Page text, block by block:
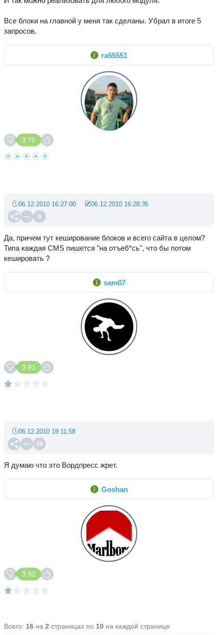
Все блоки на главной у меня так сделаны. Убрал в итоге 5
запросов.
ra55551
3.75
9
06.12.2010 16:27:00 06.12.2010 16:28:35
Да, причем тут кеширование блоков и всего сайта в целом?
Типа каждая CMS пишется "на отъеб*сь", что бы потом
кешировать ?
sam07
3.91
10
06.12.2010 19:11:58
Я думаю что это Вордпресс жрет.
Goshan
3.92
Всего: 16 на 2 страницах по 10 на каждой странице